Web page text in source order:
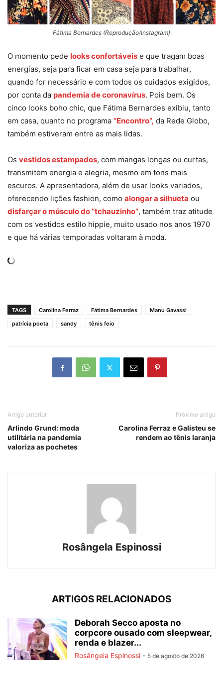
Fátima Bernardes (Reprodução/Instagram)
O momento pede looks confortáveis e que tragam boas
energias, seja para ficar em casa seja para trabalhar,
quando for necessário e com todos os cuidados exigidos,
por conta da pandemia de coronavírus. Pois bem. Os
cinco looks boho chic, que Fátima Bernardes exibiu, tanto
em casa, quanto no programa “Encontro”, da Rede Globo,
também estiveram entre as mais lidas.
Os vestidos estampados, com mangas longas ou curtas,
transmitem energia e alegria, mesmo em tons mais
escuros. A apresentadora, além de usar looks variados,
oferecendo lições fashion, como alongar a silhueta ou
disfarçar o músculo do “tchauzinho”, também traz atitude
com os vestidos estilo hippie, muito usado nos anos 1970
e que há várias temporadas voltaram à moda.
TAGS Carolina Ferraz Fátima Bernardes
Manu Gavassi
patrícia poeta
sandy tênis feio
Artigo anterior
Arlindo Grund: moda
utilitária na pandemia
valoriza as pochetes
Próximo artigo
Carolina Ferraz e Galisteu se
rendem ao tênis laranja
Rosângela Espinossi
ARTIGOS RELACIONADOS
Deborah Secco aposta no
corpcore ousado com sleepwear,
renda e blazer...
Rosângela Espinossi - 5 de agosto de 2026